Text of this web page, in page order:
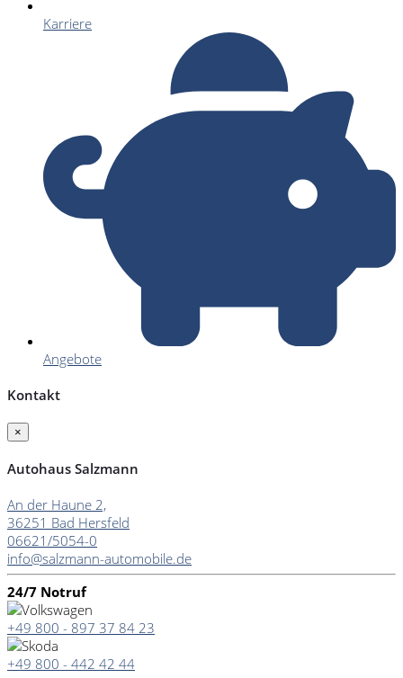
Karriere
Angebote
Kontakt
×
Autohaus Salzmann
An der Haune 2,
36251 Bad Hersfeld
06621/5054-0
info@salzmann-automobile.de
24/7 Notruf
+49 800 - 897 37 84 23
+49 800 - 442 42 44